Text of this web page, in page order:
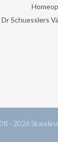
Dr Schuesslers
- 2026